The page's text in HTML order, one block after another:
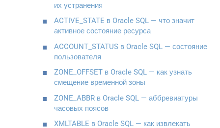
их устранения
ACTIVE_STATE в Oracle SQL — что значит
активное состояние ресурса
ACCOUNT_STATUS в Oracle SQL — состояние
пользователя
ZONE_OFFSET в Oracle SQL — как узнать
смещение временной зоны
ZONE_ABBR в Oracle SQL — аббревиатуры
часовых поясов
XMLTABLE в Oracle SQL — как извлекать